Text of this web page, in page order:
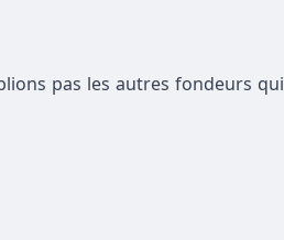
pas les autres fondeurs qui